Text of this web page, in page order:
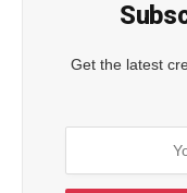
Get the latest